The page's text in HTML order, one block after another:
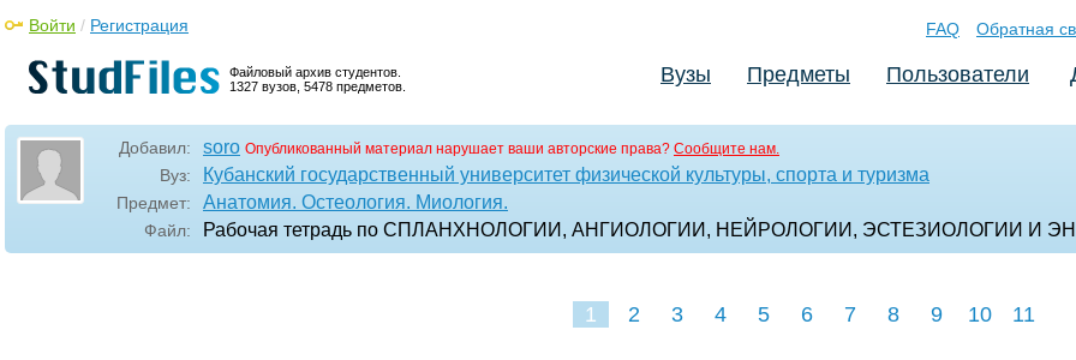
Файловый архив студентов.
1327 вузов, 5478 предметов.
Войти / Регистрация FAQ Обратная
Вузы Предметы Пользователи
Добавил: soro Опубликованный материал нарушает ваши авторские права? Сообщите нам.
Вуз: Кубанский государственный университет физической культуры, спорта и туризма
Предмет: Анатомия. Остеология. Миология.
Файл: Рабочая тетрадь по СПЛАНХНОЛОГИИ, АНГИОЛОГИИ, НЕЙРОЛОГИИ, ЭСТЕЗИОЛОГИИ И
1 2 3 4 5 6 7 8 9 10 11